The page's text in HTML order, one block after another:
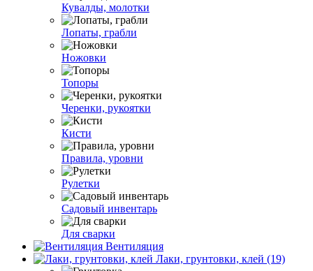
Кувалды, молотки
Лопаты, грабли
Ножовки
Топоры
Черенки, рукоятки
Кисти
Правила, уровни
Рулетки
Садовый инвентарь
Для сварки
Вентиляция
Лаки, грунтовки, клей (19)